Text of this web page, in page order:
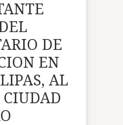
DE
EN
AL